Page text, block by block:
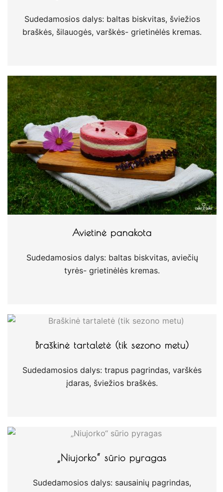
Sudedamosios dalys: baltas biskvitas, šviežios
braškės, šilauogės, varškės- grietinėlės kremas.
Avietinė panakota
Sudedamosios dalys: baltas biskvitas, aviečių
tyrės- grietinėlės kremas.
Braškinė tartaletė (tik sezono metu)
Sudedamosios dalys: trapus pagrindas, varškės
įdaras, šviežios braškės.
„Niujorko“ sūrio pyragas
Sudedamosios dalys: sausainių pagrindas,